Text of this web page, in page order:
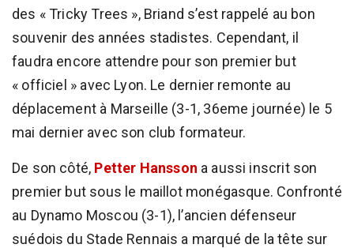
des « Tricky Trees », Briand s’est rappelé au bon
souvenir des années stadistes. Cependant, il
faudra encore attendre pour son premier but
« officiel » avec Lyon. Le dernier remonte au
déplacement à Marseille (3-1, 36eme journée) le 5
mai dernier avec son club formateur.
De son côté, Petter Hansson a aussi inscrit son
premier but sous le maillot monégasque. Confronté
au Dynamo Moscou (3-1), l’ancien défenseur
suédois du Stade Rennais a marqué de la tête sur